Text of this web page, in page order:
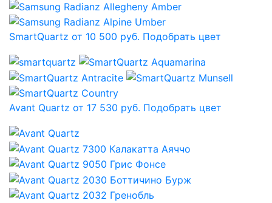
SmartQuartz от 10 500 руб. Подобрать цвет
Avant Quartz от 17 530 руб. Подобрать цвет